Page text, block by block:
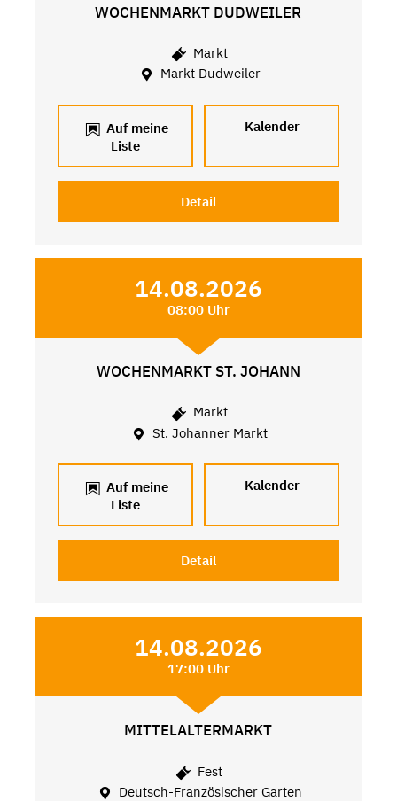
WOCHENMARKT DUDWEILER
Markt
Markt Dudweiler
Auf meine
Liste
Kalender
Detail
14.08.2026
08:00 Uhr
WOCHENMARKT ST. JOHANN
Markt
St. Johanner Markt
Auf meine
Liste
Kalender
Detail
14.08.2026
17:00 Uhr
MITTELALTERMARKT
Fest
Deutsch-Französischer Garten